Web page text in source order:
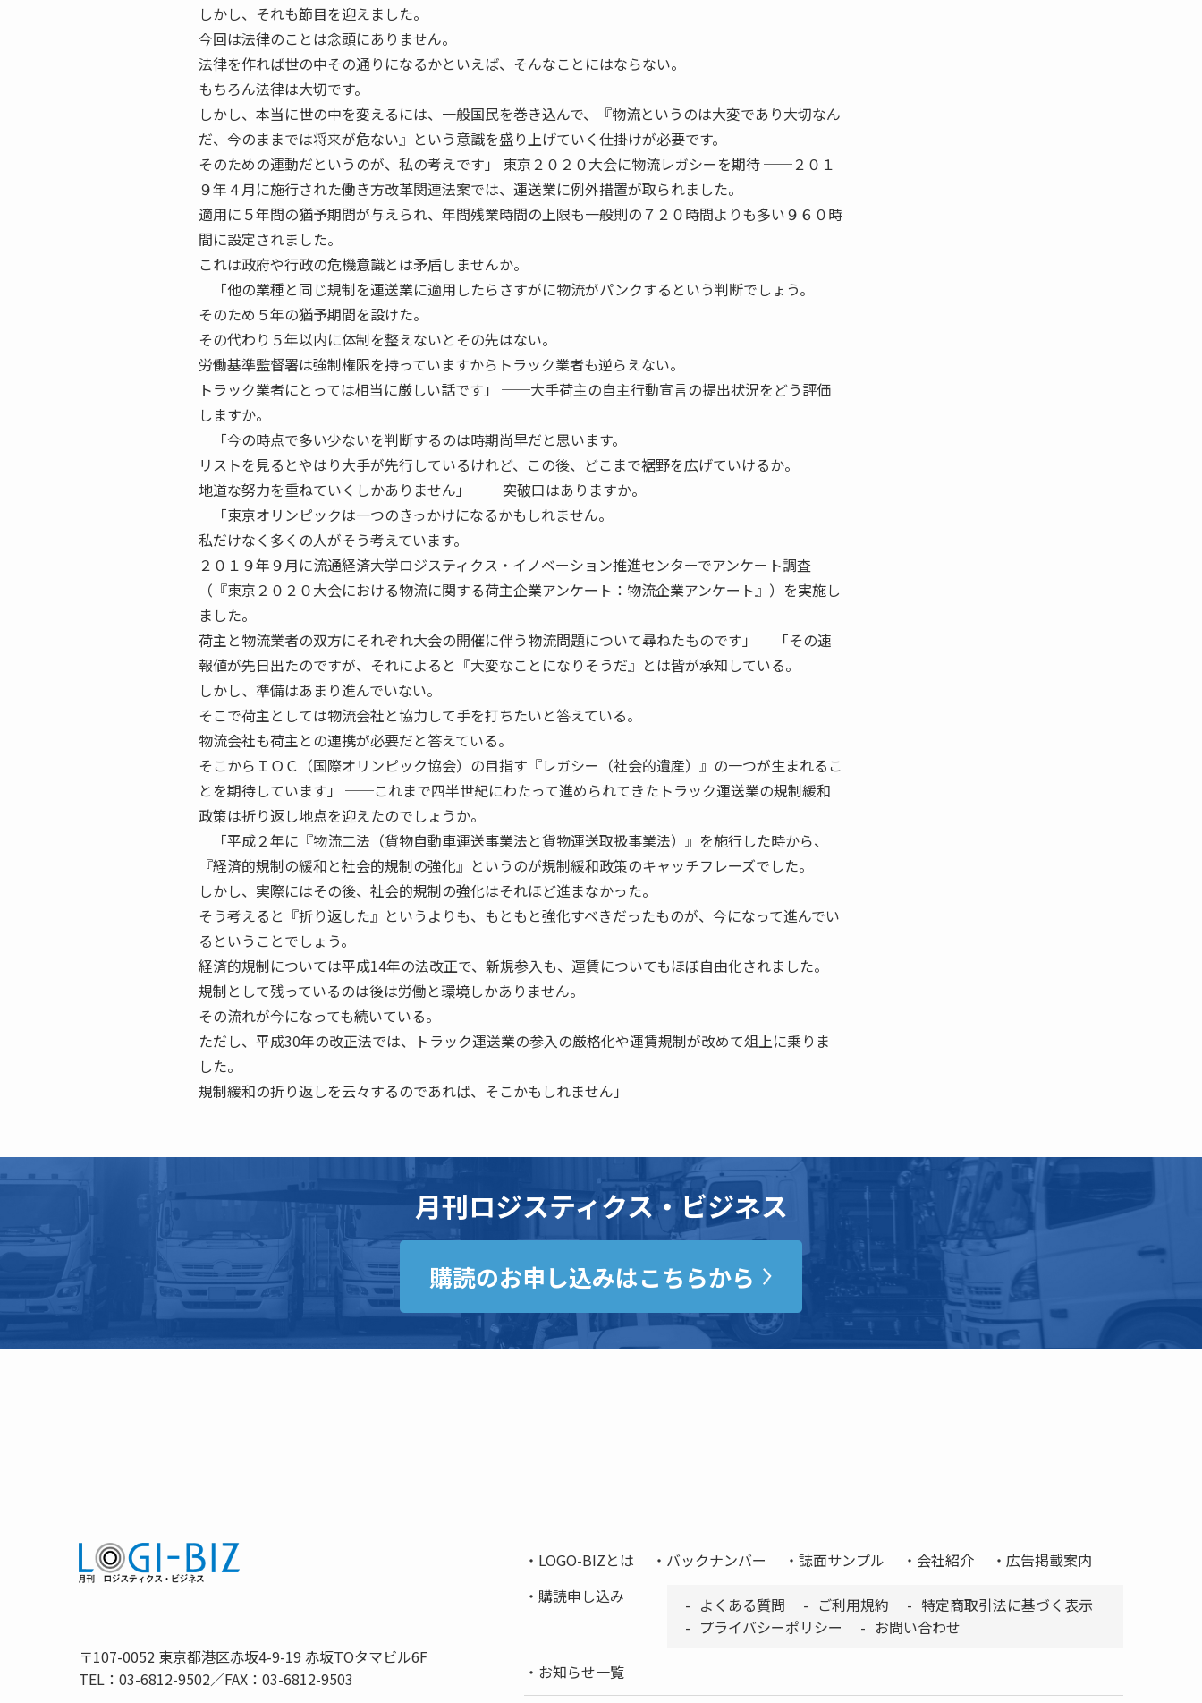
しかし、それも節目を迎えました。
今回は法律のことは念頭にありません。
法律を作れば世の中その通りになるかといえば、そんなことにはならない。
もちろん法律は大切です。
しかし、本当に世の中を変えるには、一般国民を巻き込んで、『物流というのは大変であり大切なん
だ、今のままでは将来が危ない』という意識を盛り上げていく仕掛けが必要です。
そのための運動だというのが、私の考えです」 東京２０２０大会に物流レガシーを期待 ──２０１
９年４月に施行された働き方改革関連法案では、運送業に例外措置が取られました。
適用に５年間の猶予期間が与えられ、年間残業時間の上限も一般則の７２０時間よりも多い９６０時
間に設定されました。
これは政府や行政の危機意識とは矛盾しませんか。
「他の業種と同じ規制を運送業に適用したらさすがに物流がパンクするという判断でしょう。
そのため５年の猶予期間を設けた。
その代わり５年以内に体制を整えないとその先はない。
労働基準監督署は強制権限を持っていますからトラック業者も逆らえない。
トラック業者にとっては相当に厳しい話です」 ──大手荷主の自主行動宣言の提出状況をどう評価
しますか。
「今の時点で多い少ないを判断するのは時期尚早だと思います。
リストを見るとやはり大手が先行しているけれど、この後、どこまで裾野を広げていけるか。
地道な努力を重ねていくしかありません」 ──突破口はありますか。
「東京オリンピックは一つのきっかけになるかもしれません。
私だけなく多くの人がそう考えています。
２０１９年９月に流通経済大学ロジスティクス・イノベーション推進センターでアンケート調査
（『東京２０２０大会における物流に関する荷主企業アンケート：物流企業アンケート』）を実施し
ました。
荷主と物流業者の双方にそれぞれ大会の開催に伴う物流問題について尋ねたものです」 「その速
報値が先日出たのですが、それによると『大変なことになりそうだ』とは皆が承知している。
しかし、準備はあまり進んでいない。
そこで荷主としては物流会社と協力して手を打ちたいと答えている。
物流会社も荷主との連携が必要だと答えている。
そこからＩＯＣ（国際オリンピック協会）の目指す『レガシー（社会的遺産）』の一つが生まれるこ
とを期待しています」 ──これまで四半世紀にわたって進められてきたトラック運送業の規制緩和
政策は折り返し地点を迎えたのでしょうか。
「平成２年に『物流二法（貨物自動車運送事業法と貨物運送取扱事業法）』を施行した時から、
『経済的規制の緩和と社会的規制の強化』というのが規制緩和政策のキャッチフレーズでした。
しかし、実際にはその後、社会的規制の強化はそれほど進まなかった。
そう考えると『折り返した』というよりも、もともと強化すべきだったものが、今になって進んでい
るということでしょう。
経済的規制については平成14年の法改正で、新規参入も、運賃についてもほぼ自由化されました。
規制として残っているのは後は労働と環境しかありません。
その流れが今になっても続いている。
ただし、平成30年の改正法では、トラック運送業の参入の厳格化や運賃規制が改めて俎上に乗りま
した。
規制緩和の折り返しを云々するのであれば、そこかもしれません」
月刊ロジスティクス・ビジネス
購読のお申し込みはこちらから
〒107-0052 東京都港区赤坂4-9-19 赤坂TOタマビル6F
TEL：03-6812-9502／FAX：03-6812-9503
LOGO-BIZとは バックナンバー 誌面サンプル 会社紹介
広告掲載案内
購読申し込み
よくある質問 ご利用規約
特定商取引法に基づく表示
プライバシーポリシー
お問い合わせ
お知らせ一覧